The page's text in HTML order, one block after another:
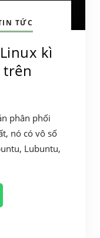
TỨC
kì
phân phối
nó có vô số
Lubuntu,